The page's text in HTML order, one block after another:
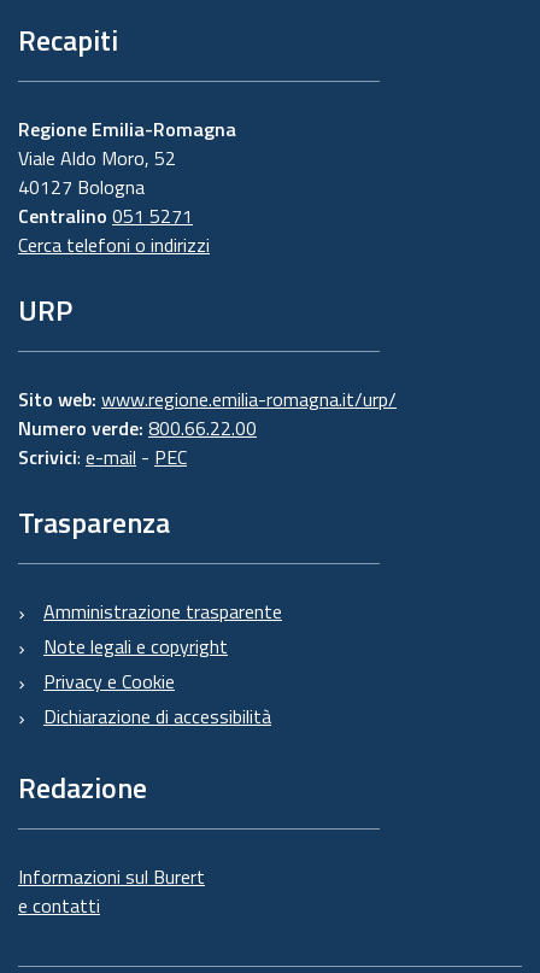
Recapiti
Regione Emilia-Romagna
Viale Aldo Moro, 52
40127 Bologna
Centralino 051 5271
Cerca telefoni o indirizzi
URP
Sito web: www.regione.emilia-romagna.it/urp/
Numero verde: 800.66.22.00
Scrivici: e-mail - PEC
Trasparenza
Amministrazione trasparente
Note legali e copyright
Privacy e Cookie
Dichiarazione di accessibilità
Redazione
Informazioni sul Burert
e contatti